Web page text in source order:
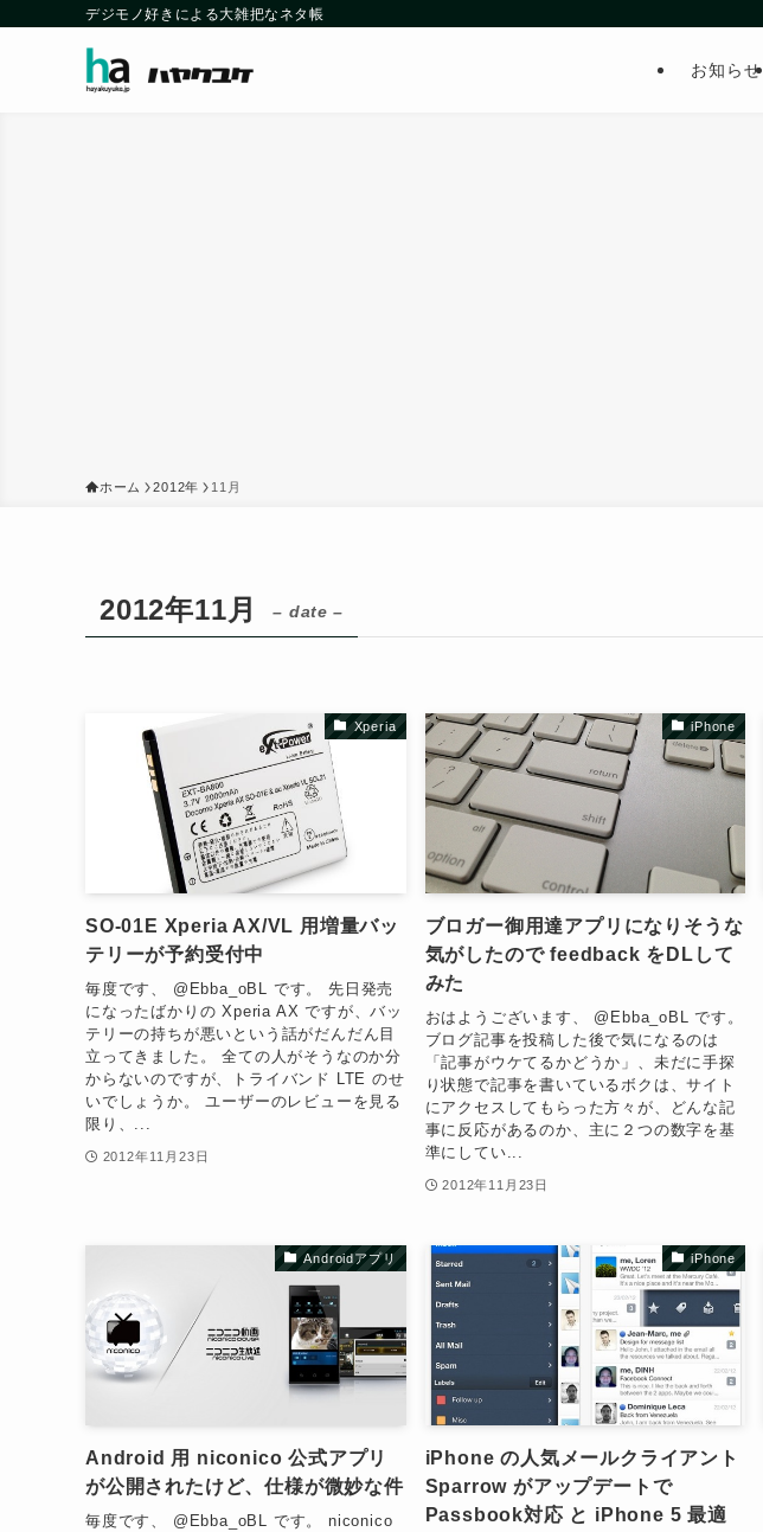
デジモノ好きによる大雑把なネタ帳
お知らせ
ホーム 2012年 11月
2012年11月 – date –
Xperia
SO-01E Xperia AX/VL 用増量バッ
テリーが予約受付中
毎度です、 @Ebba_oBL です。 先日発売
になったばかりの Xperia AX ですが、バッ
テリーの持ちが悪いという話がだんだん目
立ってきました。 全ての人がそうなのか分
からないのですが、トライバンド LTE のせ
いでしょうか。 ユーザーのレビューを見る
限り、...
2012年11月23日
iPhone
ブロガー御用達アプリになりそうな
気がしたので feedback をDLして
みた
おはようございます、 @Ebba_oBL です。
ブログ記事を投稿した後で気になるのは
「記事がウケてるかどうか」、未だに手探
り状態で記事を書いているボクは、サイト
にアクセスしてもらった方々が、どんな記
事に反応があるのか、主に２つの数字を基
準にしてい...
2012年11月23日
Androidアプリ
Android 用 niconico 公式アプリ
が公開されたけど、仕様が微妙な件
毎度です、 @Ebba_oBL です。 niconico
iPhone
iPhone の人気メールクライアント
Sparrow がアップデートで
Passbook対応 と iPhone 5 最適